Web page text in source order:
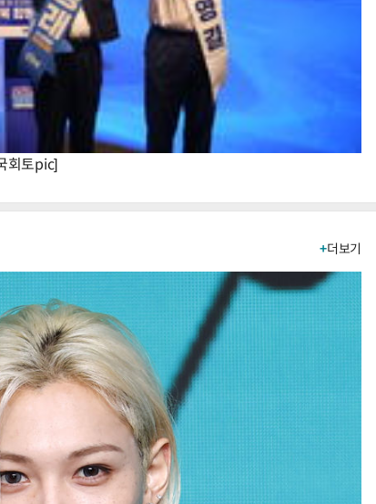
회토pic]
+더보기